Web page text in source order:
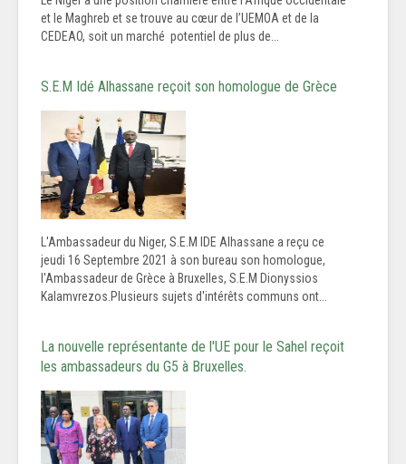
et le Maghreb et se trouve au cœur de l’UEMOA et de la
CEDEAO, soit un marché potentiel de plus de...
S.E.M Idé Alhassane reçoit son homologue de Grèce
L'Ambassadeur du Niger, S.E.M IDE Alhassane a reçu ce
jeudi 16 Septembre 2021 à son bureau son homologue,
l'Ambassadeur de Grèce à Bruxelles, S.E.M Dionyssios
Kalamvrezos.Plusieurs sujets d'intérêts communs ont...
La nouvelle représentante de l'UE pour le Sahel reçoit
les ambassadeurs du G5 à Bruxelles.